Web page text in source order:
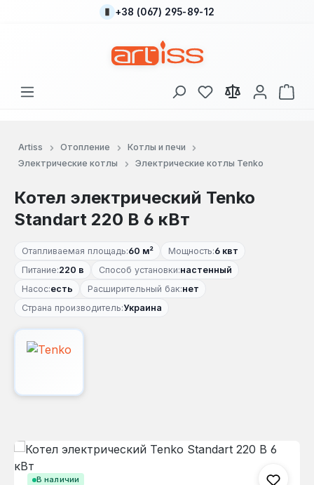
Перейти к основному содержанию
+38 (067) 295-89-12
У вас есть товары
В
Artiss Отопление
Котлы и печи
Электрические котлы
Электрические котлы Tenko
Котел электрический Tenko
Standart 220 В 6 кВт
Отапливаемая площадь:60 м² Мощность:6 квт
Питание:220 в Способ установки:настенный
Насос:есть Расширительный бак:нет
Страна производитель:Украина
В наличии
Пропустить галерею изображений